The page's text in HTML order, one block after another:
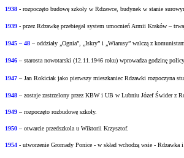
1938 - rozpoczęto budowę szkoły w Rdzawce, budynek w stanie
1939 - przez Rdzawkę przebiegał system umocnień Armii Kraków –
1945 – 48 – oddziały „Ognia”, „Iskry” i „Wiarusy” walczą z
1946 – starosta nowotarski (12.11.1946 roku) wprowadza godzinę
1947 – Jan Rokiciak jako pierwszy mieszkaniec Rdzawki rozpoczyna
1948 – zostaje zastrzelony przez KBW i UB w Lubniu Józef Świder z
1949 – rozpoczęto rozbudowę szkoły.
1950 – otwarcie przedszkola u Wiktorii Krzysztof.
1954 - utworzenie Gromady Ponice - w skład wchodzą wsie - Rdzawka